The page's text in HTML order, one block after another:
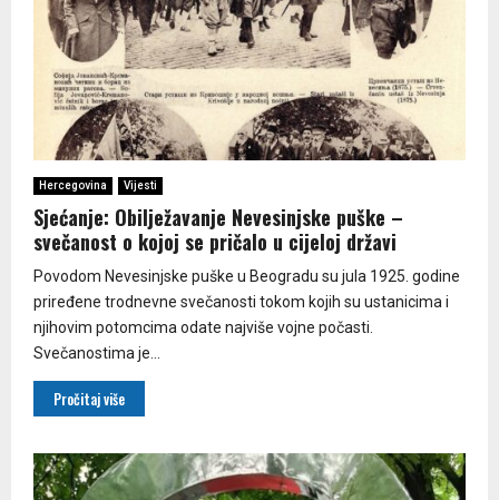
Hercegovina Vijesti
Sjećanje: Obilježavanje Nevesinjske puške –
svečanost o kojoj se pričalo u cijeloj državi
Povodom Nevesinjske puške u Beogradu su jula 1925. godine
priređene trodnevne svečanosti tokom kojih su ustanicima i
njihovim potomcima odate najviše vojne počasti.
Svečanostima je...
Pročitaj više